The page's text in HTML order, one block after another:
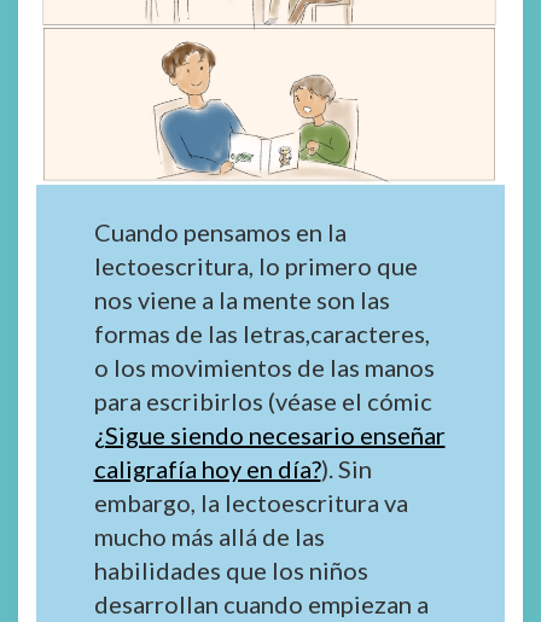
Cuando pensamos en la
lectoescritura, lo primero que
nos viene a la mente son las
formas de las letras,caracteres,
o los movimientos de las manos
para escribirlos (véase el cómic
¿Sigue siendo necesario enseñar
caligrafía hoy en día?). Sin
embargo, la lectoescritura va
mucho más allá de las
habilidades que los niños
desarrollan cuando empiezan a